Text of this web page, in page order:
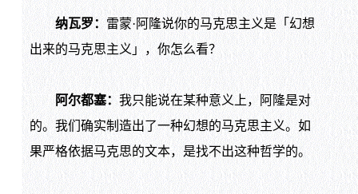
纳瓦罗： 雷蒙·阿隆说你的马克思主义是「幻想
出来的马克思主义」，你怎么看？
阿尔都塞： 我只能说在某种意义上，阿隆是对
的。我们确实制造出了一种幻想的马克思主义。如
果严格依据马克思的文本，是找不出这种哲学的。